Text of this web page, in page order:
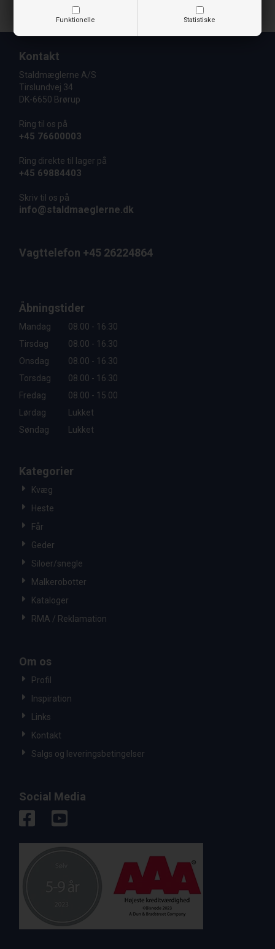
Funktionelle Statistiske
Kontakt
Staldmæglerne A/S
Tirslundvej 34
DK-6650 Brørup
Ring til os på
+45 76600003
Ring direkte til lager på
+45 69884403
Skriv til os på
info@staldmaeglerne.dk
Vagttelefon +45 26224864
Åbningstider
Mandag
08.00 - 16.30
Tirsdag
08.00 - 16.30
Onsdag
08.00 - 16.30
Torsdag
08.00 - 16.30
Fredag
08.00 - 15.00
Lørdag
Lukket
Søndag
Lukket
Kategorier
Kvæg
Heste
Får
Geder
Siloer/snegle
Malkerobotter
Kataloger
RMA / Reklamation
Om os
Profil
Inspiration
Links
Kontakt
Salgs og leveringsbetingelser
Social Media